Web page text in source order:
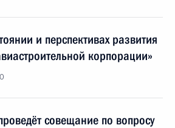
и перспективах развития
корпорации»
совещание по вопросу